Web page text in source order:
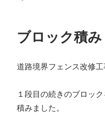
ブロック積み
道路境界フェンス改修工
１段目の続きのブロッ
積みました。